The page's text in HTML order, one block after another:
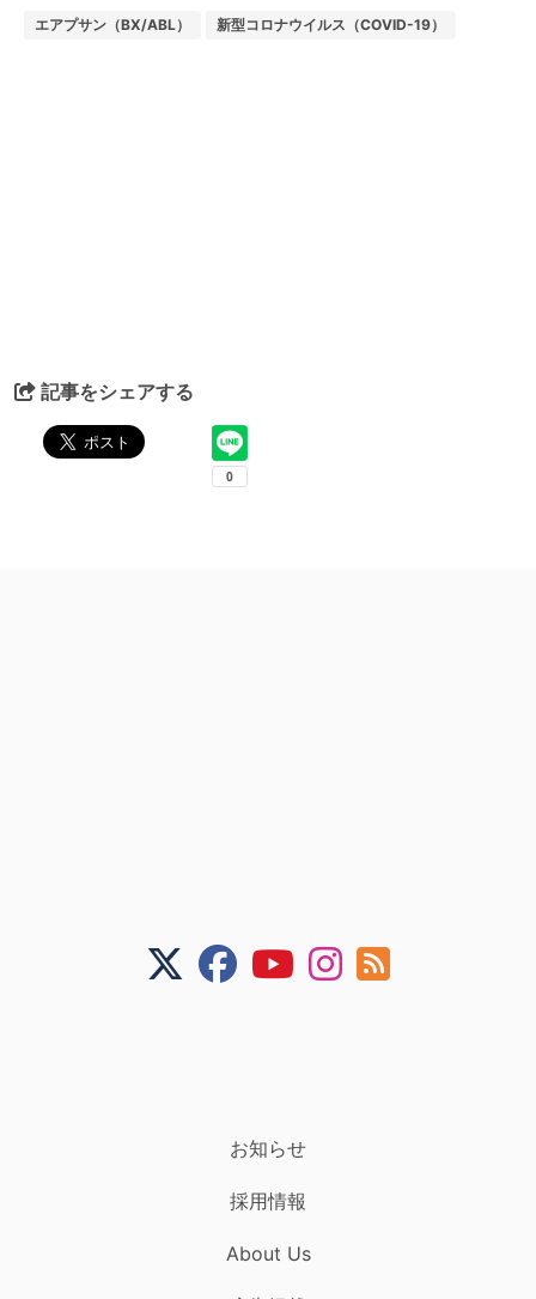
エアプサン（BX/ABL） 新型コロナウイルス（COVID-19）
記事をシェアする
お知らせ
採用情報
About Us